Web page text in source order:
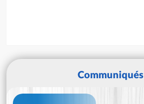
Communiqués